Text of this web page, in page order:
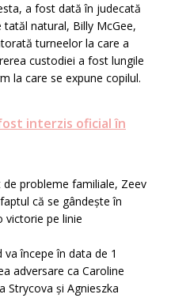
a fost dată în judecată
natural, Billy McGee,
turneelor la care a
custodiei a fost lungile
la care se expune copilul.
interzis oficial în
probleme familiale, Zeev
că se gândește în
victorie pe linie
va începe în data de 1
adversare ca Caroline
Strycova și Agnieszka